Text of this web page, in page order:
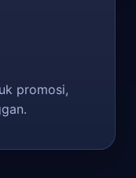
promosi,